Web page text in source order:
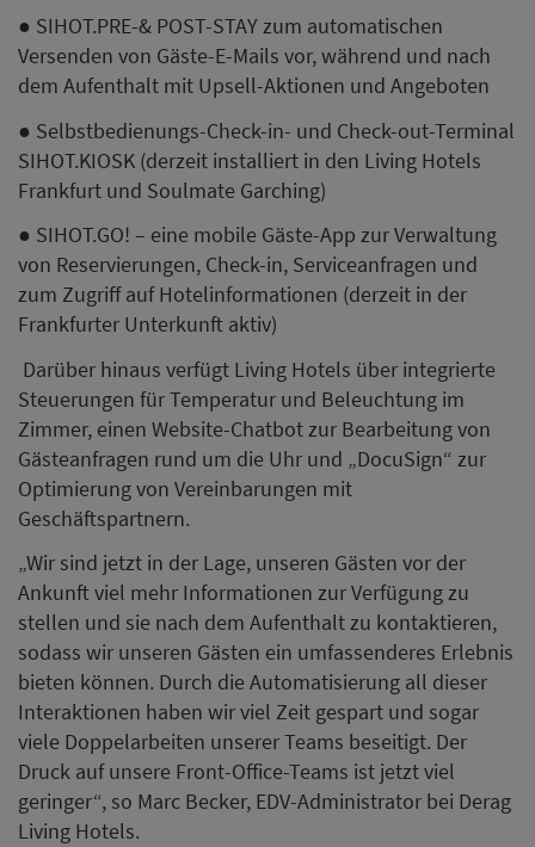
● SIHOT.PRE-& POST-STAY zum automatischen
Versenden von Gäste-E-Mails vor, während und nach
dem Aufenthalt mit Upsell-Aktionen und Angeboten
● Selbstbedienungs-Check-in- und Check-out-Terminal
SIHOT.KIOSK (derzeit installiert in den Living Hotels
Frankfurt und Soulmate Garching)
● SIHOT.GO! – eine mobile Gäste-App zur Verwaltung
von Reservierungen, Check-in, Serviceanfragen und
zum Zugriff auf Hotelinformationen (derzeit in der
Frankfurter Unterkunft aktiv)
Darüber hinaus verfügt Living Hotels über integrierte
Steuerungen für Temperatur und Beleuchtung im
Zimmer, einen Website-Chatbot zur Bearbeitung von
Gästeanfragen rund um die Uhr und „DocuSign“ zur
Optimierung von Vereinbarungen mit
Geschäftspartnern.
„Wir sind jetzt in der Lage, unseren Gästen vor der
Ankunft viel mehr Informationen zur Verfügung zu
stellen und sie nach dem Aufenthalt zu kontaktieren,
sodass wir unseren Gästen ein umfassenderes Erlebnis
bieten können. Durch die Automatisierung all dieser
Interaktionen haben wir viel Zeit gespart und sogar
viele Doppelarbeiten unserer Teams beseitigt. Der
Druck auf unsere Front-Office-Teams ist jetzt viel
geringer“, so Marc Becker, EDV-Administrator bei Derag
Living Hotels.